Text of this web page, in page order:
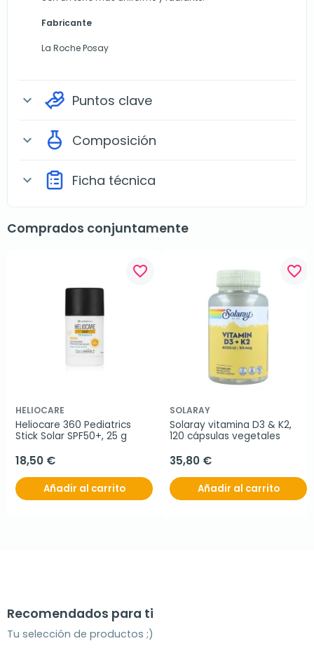
Fabricante
La Roche Posay
expand_more Puntos clave
expand_more Composición
expand_more Ficha técnica
Comprados conjuntamente
favorite_border
HELIOCARE
Heliocare 360 Pediatrics
Stick Solar SPF50+, 25 g
18,50 €
Añadir al carrito
favorite_border
SOLARAY
Solaray vitamina D3 & K2,
120 cápsulas vegetales
35,80 €
Añadir al carrito
Recomendados para ti
Tu selección de productos ;)